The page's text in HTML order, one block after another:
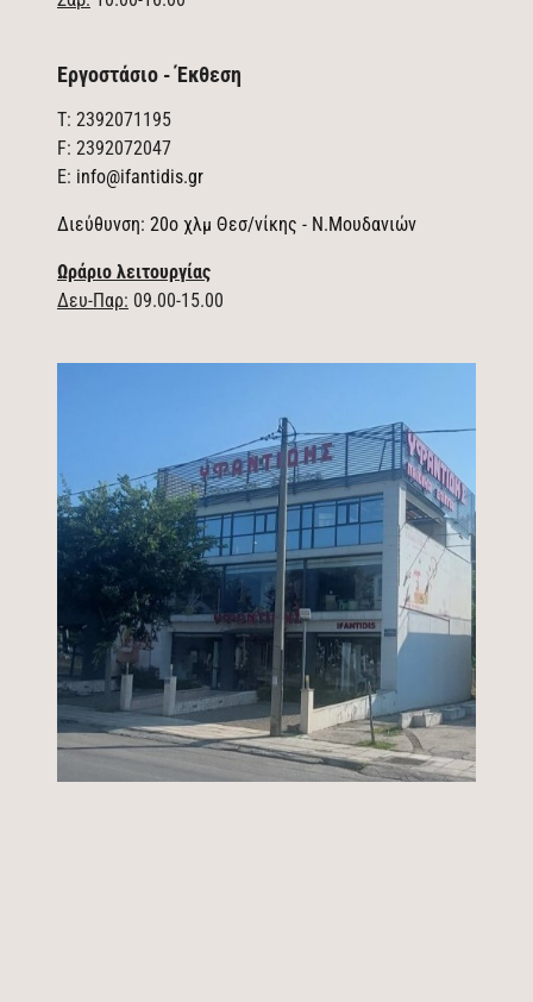
Εργοστάσιο - Έκθεση
T: 2392071195
F: 2392072047
E: info@ifantidis.gr
Διεύθυνση: 20ο χλμ Θεσ/νίκης - Ν.Μουδανιών
Ωράριο λειτουργίας
Δευ-Παρ: 09.00-15.00